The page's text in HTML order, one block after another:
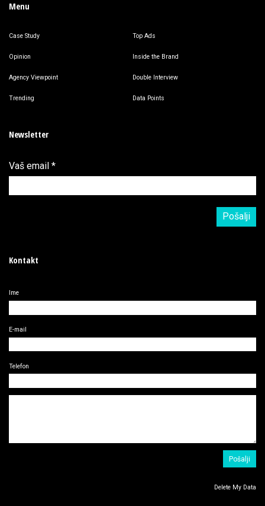
Menu
Case Study Top Ads
Opinion Inside the Brand
Agency Viewpoint Double Interview
Trending Data Points
Newsletter
Vaš email *
Kontakt
Ime
E-mail
Telefon
Delete My Data